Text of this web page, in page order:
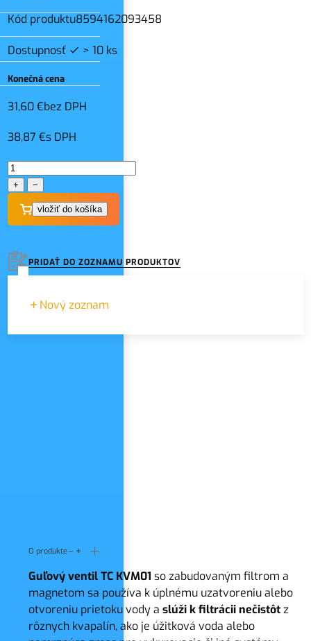
Kód produktu8594162093458
Dostupnosť > 10 ks
Konečná cena
31,60 €bez DPH
38,87 €s DPH
+ −
PRIDAŤ DO ZOZNAMU PRODUKTOV
Nový zoznam
Názov zoznamu
O produkte
Guľový ventil TC KVM01 so zabudovaným filtrom a
magnetom sa používa k úplnému uzatvoreniu alebo
otvoreniu prietoku vody aslúži k filtrácii nečistôtz
rôznych kvapalín, ako je úžitková voda alebo